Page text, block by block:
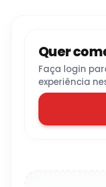
Quer
Faça login
experiência